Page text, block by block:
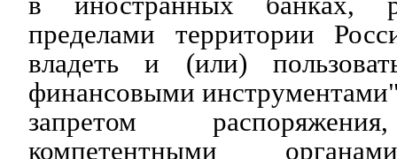
пределами территории
владеть и (или)
финансовыми
запретом
компетентными